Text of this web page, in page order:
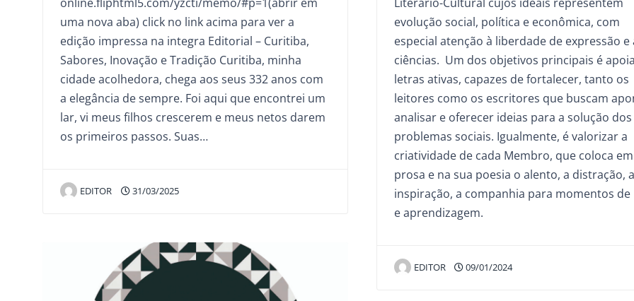
uma nova aba) click no link acima para ver a
edição impressa na integra Editorial – Curitiba,
Sabores, Inovação e Tradição Curitiba, minha
cidade acolhedora, chega aos seus 332 anos com
a elegância de sempre. Foi aqui que encontrei um
lar, vi meus filhos crescerem e meus netos darem
os primeiros passos. Suas…
EDITOR 31/03/2025
evolução social, política e econômica, com
especial atenção à liberdade de expressão e
ciências. Um dos objetivos principais é
letras ativas, capazes de fortalecer, tanto os
leitores como os escritores que buscam
analisar e oferecer ideias para a solução dos
problemas sociais. Igualmente, é valorizar a
criatividade de cada Membro, que coloca
prosa e na sua poesia o alento, a distração, a
inspiração, a companhia para momentos de
e aprendizagem.
EDITOR 09/01/2024